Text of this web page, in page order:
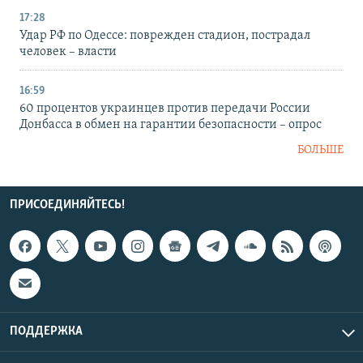
17:28
Удар РФ по Одессе: поврежден стадион, пострадал
человек – власти
16:59
60 процентов украинцев против передачи России
Донбасса в обмен на гарантии безопасности – опрос
БОЛЬШЕ
ПРИСОЕДИНЯЙТЕСЬ!
ПОДДЕРЖКА